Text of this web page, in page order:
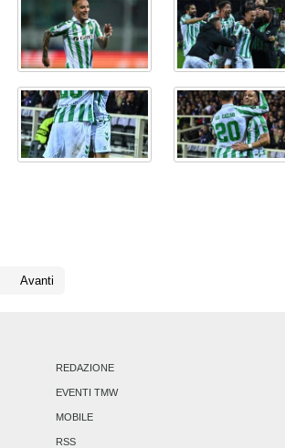
Avanti
REDAZIONE
EVENTI TMW
MOBILE
RSS